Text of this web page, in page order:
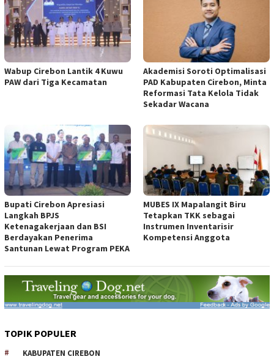
Wabup Cirebon Lantik 4 Kuwu
PAW dari Tiga Kecamatan
Akademisi Soroti Optimalisasi
PAD Kabupaten Cirebon, Minta
Reformasi Tata Kelola Tidak
Sekadar Wacana
Bupati Cirebon Apresiasi
Langkah BPJS
Ketenagakerjaan dan BSI
Berdayakan Penerima
Santunan Lewat Program PEKA
MUBES IX Mapalangit Biru
Tetapkan TKK sebagai
Instrumen Inventarisir
Kompetensi Anggota
TOPIK POPULER
KABUPATEN CIREBON